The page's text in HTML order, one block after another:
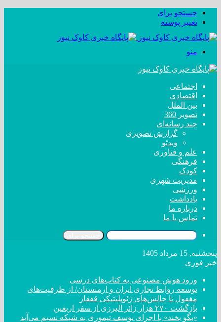
جستجو برای
تغییر پوسته
منو
اجتماعی
اقتصادی
بین الملل
تصویر 360
چند رسانه‌ای
گزارش تصویری
ویدئو
علم و فناوری
فرهنگی
کودک
مدیریت شهری
ورزشی
یادداشت
درباره ما
تماس با ما
پنجشنبه, 15 مرداد 1405
خبر فوری
ورود هوش مصنوعی به کتاب‌های درسی
توسعه روابط تجاری ایران و ارمنستان/ از ظرفیت‌های
مغفول تا چالش‌های ژئوپلیتیکی قفقاز
بازگشت ۲۷۰ هزار زائر البرزی از سفر اربعین
«بگو بخند» با اجرای یوسف تیموری به شبکه نسیم می‌آید